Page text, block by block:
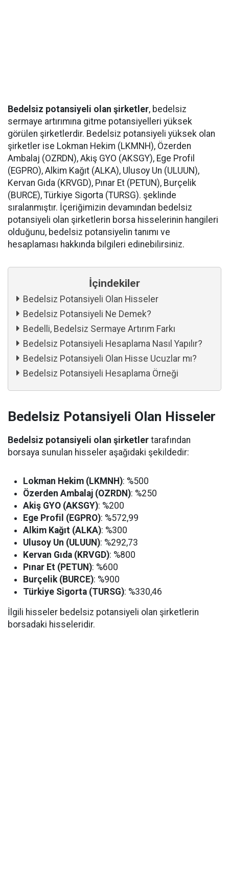
Bedelsiz potansiyeli olan şirketler, bedelsiz
sermaye artırımına gitme potansiyelleri yüksek
görülen şirketlerdir. Bedelsiz potansiyeli yüksek olan
şirketler ise Lokman Hekim (LKMNH), Özerden
Ambalaj (OZRDN), Akiş GYO (AKSGY), Ege Profil
(EGPRO), Alkim Kağıt (ALKA), Ulusoy Un (ULUUN),
Kervan Gıda (KRVGD), Pınar Et (PETUN), Burçelik
(BURCE), Türkiye Sigorta (TURSG). şeklinde
sıralanmıştır. İçeriğimizin devamından bedelsiz
potansiyeli olan şirketlerin borsa hisselerinin hangileri
olduğunu, bedelsiz potansiyelin tanımı ve
hesaplaması hakkında bilgileri edinebilirsiniz.
İçindekiler
Bedelsiz Potansiyeli Olan Hisseler
Bedelsiz Potansiyeli Ne Demek?
Bedelli, Bedelsiz Sermaye Artırım Farkı
Bedelsiz Potansiyeli Hesaplama Nasıl Yapılır?
Bedelsiz Potansiyeli Olan Hisse Ucuzlar mı?
Bedelsiz Potansiyeli Hesaplama Örneği
Bedelsiz Potansiyeli Olan Hisseler
Bedelsiz potansiyeli olan şirketler tarafından
borsaya sunulan hisseler aşağıdaki şekildedir:
Lokman Hekim (LKMNH): %500
Özerden Ambalaj (OZRDN): %250
Akiş GYO (AKSGY): %200
Ege Profil (EGPRO): %572,99
Alkim Kağıt (ALKA): %300
Ulusoy Un (ULUUN): %292,73
Kervan Gıda (KRVGD): %800
Pınar Et (PETUN): %600
Burçelik (BURCE): %900
Türkiye Sigorta (TURSG): %330,46
İlgili hisseler bedelsiz potansiyeli olan şirketlerin
borsadaki hisseleridir.